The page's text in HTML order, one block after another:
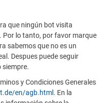
que ningún bot visita
lo tanto, por favor marque
sabemos que no es un
Despues puede seguir
siempre.
y Condiciones Generales
en/agb.html . En la